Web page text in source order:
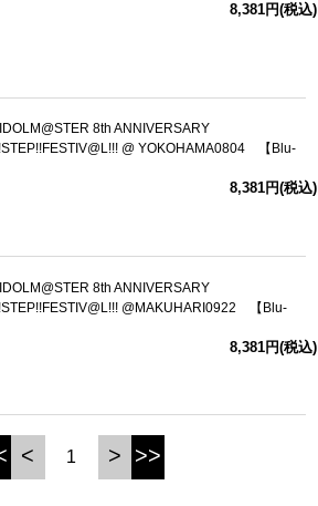
8,381円(税込)
8th ANNIVERSARY
@ YOKOHAMA0804 【Blu-
8,381円(税込)
8th ANNIVERSARY
@MAKUHARI0922 【Blu-
8,381円(税込)
< 1 > >>